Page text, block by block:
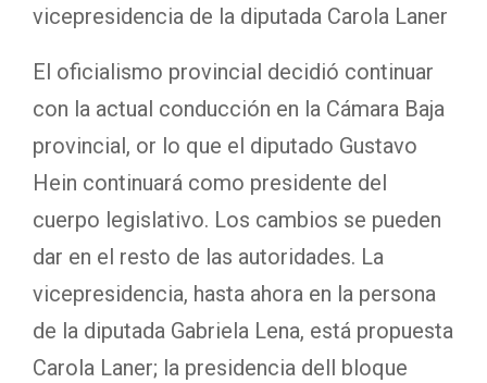
vicepresidencia de la diputada Carola Laner
El oficialismo provincial decidió continuar
con la actual conducción en la Cámara Baja
provincial, or lo que el diputado Gustavo
Hein continuará como presidente del
cuerpo legislativo. Los cambios se pueden
dar en el resto de las autoridades. La
vicepresidencia, hasta ahora en la persona
de la diputada Gabriela Lena, está propuesta
Carola Laner; la presidencia dell bloque